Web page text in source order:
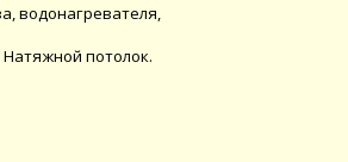
водонагревателя,
потолок.